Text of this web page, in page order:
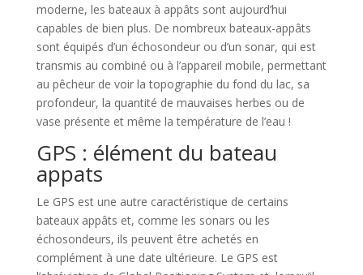
moderne, les bateaux à appâts sont aujourd’hui
capables de bien plus. De nombreux bateaux-appâts
sont équipés d’un échosondeur ou d’un sonar, qui est
transmis au combiné ou à l’appareil mobile, permettant
au pêcheur de voir la topographie du fond du lac, sa
profondeur, la quantité de mauvaises herbes ou de
vase présente et même la température de l’eau !
GPS : élément du bateau
appats
Le GPS est une autre caractéristique de certains
bateaux appâts et, comme les sonars ou les
échosondeurs, ils peuvent être achetés en
complément à une date ultérieure. Le GPS est